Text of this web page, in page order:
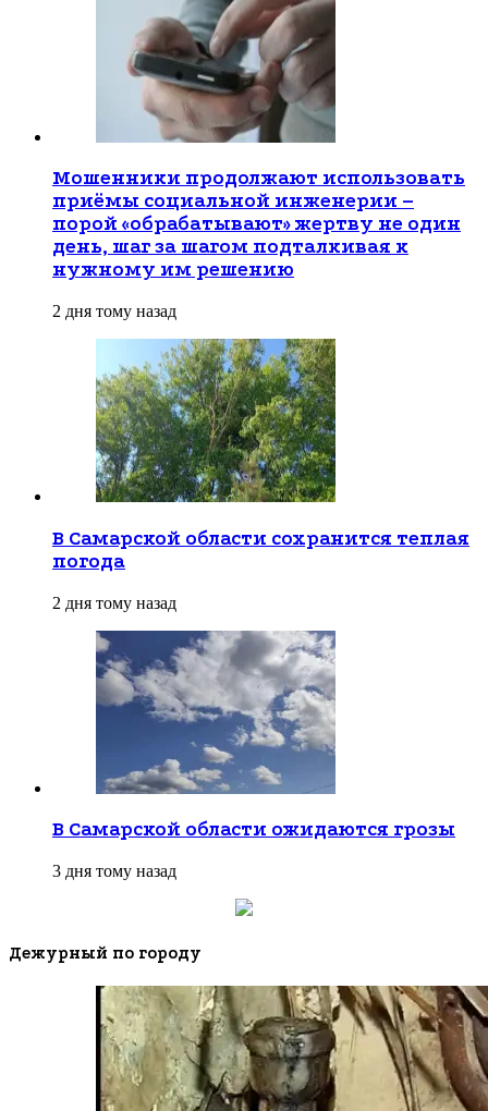
Мошенники продолжают использовать
приёмы социальной инженерии –
порой «обрабатывают» жертву не один
день, шаг за шагом подталкивая к
нужному им решению
2 дня тому назад
В Самарской области сохранится теплая
погода
2 дня тому назад
В Самарской области ожидаются грозы
3 дня тому назад
Дежурный по городу